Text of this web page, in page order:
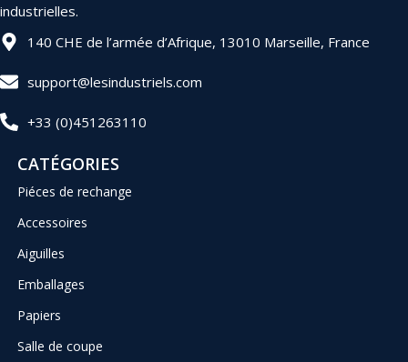
industrielles.
140 CHE de l’armée d’Afrique, 13010 Marseille, France
support@lesindustriels.com
+33 (0)451263110
CATÉGORIES
Piéces de rechange
Accessoires
Aiguilles
Emballages
Papiers
Salle de coupe